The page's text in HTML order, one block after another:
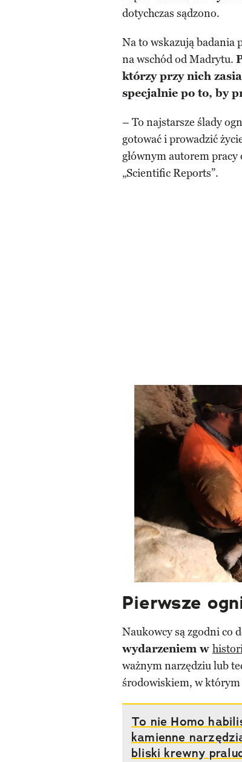
dotychczas sądzono.
Na to wskazują badania
na wschód od Madrytu.
którzy przy nich
specjalnie po to, by
– To najstarsze ślady
gotować i prowadzić
głównym autorem
„Scientific Reports”.
Pierwsze
Naukowcy są zgodni co
wydarzeniem w
ważnym narzędziu lub
środowiskiem, w którym
To nie Homo
kamienne
bliski krewny